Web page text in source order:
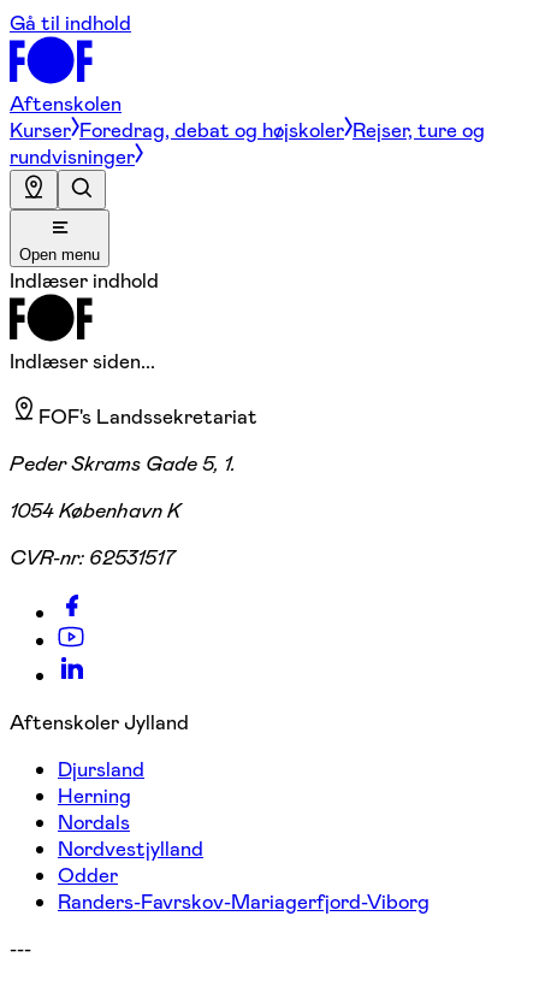
Gå til indhold
Aftenskolen
Kurser Foredrag, debat og højskoler Rejser, ture og
rundvisninger
Open menu
Indlæser indhold
Indlæser siden...
FOF's Landssekretariat
Peder Skrams Gade 5, 1.
1054 København K
CVR-nr: 62531517
Aftenskoler Jylland
Djursland
Herning
Nordals
Nordvestjylland
Odder
Randers-Favrskov-Mariagerfjord-Viborg
---